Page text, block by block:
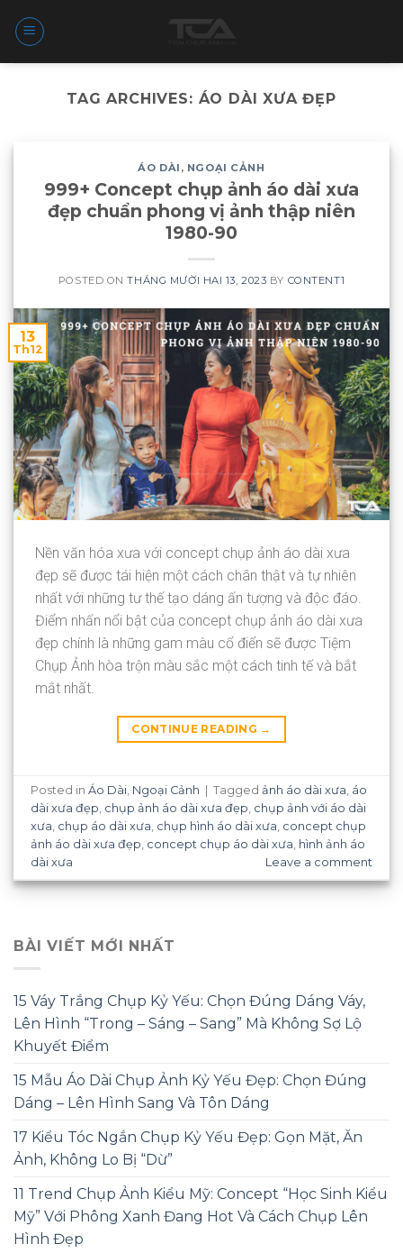
TAG ARCHIVES: ÁO DÀI XƯA ĐẸP
ÁO DÀI , NGOẠI CẢNH
999+ Concept chụp ảnh áo dài xưa
đẹp chuẩn phong vị ảnh thập niên
1980-90
POSTED ONTHÁNG MƯỜI HAI 13, 2023 BY CONTENT1
13
Th12
Nền văn hóa xưa với concept chụp ảnh áo dài xưa
đẹp sẽ được tái hiện một cách chân thật và tự nhiên
nhất với những tư thế tạo dáng ấn tượng và độc đáo.
Điểm nhấn nổi bật của concept chụp ảnh áo dài xưa
đẹp chính là những gam màu cổ điển sẽ được Tiệm
Chụp Ảnh hòa trộn màu sắc một cách tinh tế và bắt
mắt nhất.
CONTINUE READING →
Posted inÁo Dài, Ngoại Cảnh Taggedảnh áo dài xưa, áo
dài xưa đẹp, chụp ảnh áo dài xưa đẹp, chụp ảnh với áo dài
xưa, chụp áo dài xưa, chụp hình áo dài xưa, concept chụp
ảnh áo dài xưa đẹp, concept chụp áo dài xưa, hình ảnh áo
dài xưa
Leave a comment
BÀI VIẾT MỚI NHẤT
15 Váy Trắng Chụp Kỷ Yếu: Chọn Đúng Dáng Váy,
Lên Hình “Trong – Sáng – Sang” Mà Không Sợ Lộ
Khuyết Điểm
15 Mẫu Áo Dài Chụp Ảnh Kỷ Yếu Đẹp: Chọn Đúng
Dáng – Lên Hình Sang Và Tôn Dáng
17 Kiểu Tóc Ngắn Chụp Kỷ Yếu Đẹp: Gọn Mặt, Ăn
Ảnh, Không Lo Bị “Dừ”
11 Trend Chụp Ảnh Kiểu Mỹ: Concept “Học Sinh Kiểu
Mỹ” Với Phông Xanh Đang Hot Và Cách Chụp Lên
Hình Đẹp